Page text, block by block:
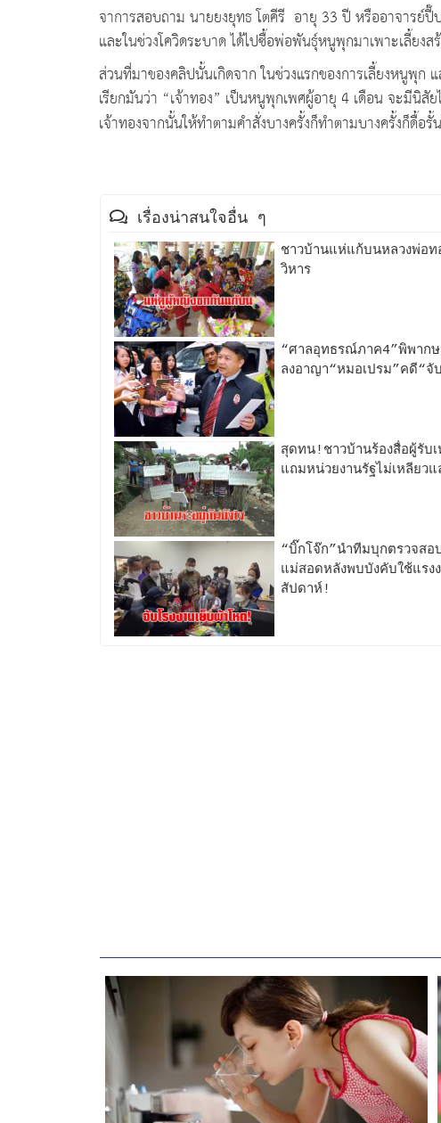
จาการสอบถาม นายยงยุทธ โตคีรี อายุ 33 ปี หรืออาจารย์
และในช่วงโควิดระบาด ได้ไปซื้อพ่อพันธุ์หนูพุกมาเพาะเลี้ยง
ส่วนที่มาของคลิปนั้นเกิดจาก ในช่วงแรกของการเลี้ยงหนูพุก
เรียกมันว่า “เจ้าทอง” เป็นหนูพุกเพศผู้อายุ 4 เดือน จะมีนิสั
เจ้าทองจากนั้นให้ทำตามคำสั่งบางครั้งก็ทำตามบางครั้งก็ดื้
เรื่องน่าสนใจอื่น ๆ
ชาวบ้านแห่แก้บนหลวงพ่อ
วิหาร
“ศาลอุทธรณ์ภาค4”พิพากษ
ลงอาญา“หมอเปรม”คดี“จั
สุดทน!ชาวบ้านร้องสื่อผู้รับ
แถมหน่วยงานรัฐไม่เหลียวแ
“บิ๊กโจ๊ก”นำทีมบุกตรวจสอ
แม่สอดหลังพบบังคับใช้แรง
สัปดาห์!